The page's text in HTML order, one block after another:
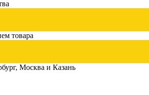
товара
Москва и Казань